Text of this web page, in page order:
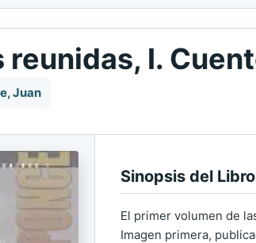
reunidas, I.
Juan
Sinopsis del Libro
El primer volumen de
Imagen primera,